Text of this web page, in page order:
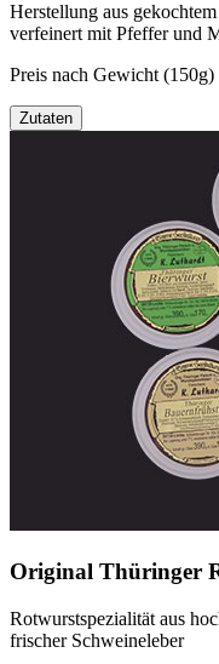
Herstellung aus
verfeinert mit Pfeffer und
Preis nach Gewicht (150g)
Zutaten
Original Thüringer
Rotwurstspezialität aus
frischer Schweineleber